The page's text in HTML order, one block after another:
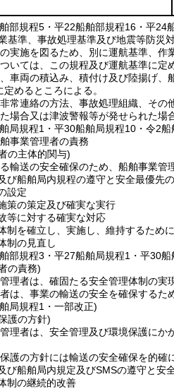
部規程5・平22船舶部規程16・平24
基準、事故処理基準及び地震等防災
実施を図るため、別に運航基準、作
いては、この規程及び運航基準に定
車両の積込み、積付け及び陸揚げ
めるところによる。
常連絡の方法、事故処理組織、その
場合又は津波警報等が発せられた場
局規程1・平30船舶局規程10・令2
事業管理者の責務
の主体的関与)
輸送の安全確保のため、船舶事業管
び船舶局内規程の遵守と安全最優先
設定
策の策定及び確実な実行
等に対する確実な対応
制を確立し、実施し、維持するため
制の見直し
部規程3・平27船舶局規程1・平30
の責務)
理者は、確固たる安全管理体制の実
は、事業の輸送の安全を確保するた
局規程1・一部改正)
護の方針)
理者は、安全管理及び環境保護に
護の方針には輸送の安全確保を的確
び船舶局内規定及びSMSの遵守と安
制の継続的改善